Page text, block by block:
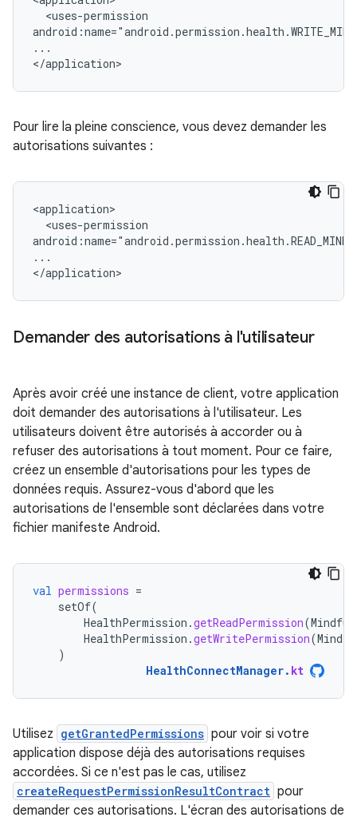
<uses-permission
...
Pour lire la pleine conscience, vous devez demander les
autorisations suivantes :
<uses-permission
...
Demander des autorisations à l'utilisateur
Après avoir créé une instance de client, votre application
doit demander des autorisations à l'utilisateur. Les
utilisateurs doivent être autorisés à accorder ou à
refuser des autorisations à tout moment. Pour ce faire,
créez un ensemble d'autorisations pour les types de
données requis. Assurez-vous d'abord que les
autorisations de l'ensemble sont déclarées dans votre
fichier manifeste Android.
val permissions =
setOf(
HealthPermission .getReadPermission(
HealthPermission .getWritePermission(
)
HealthConnectManager. kt
Utilisez getGrantedPermissions pour voir si votre
application dispose déjà des autorisations requises
accordées. Si ce n'est pas le cas, utilisez
createRequestPermissionResultContract pour
demander ces autorisations. L'écran des autorisations de